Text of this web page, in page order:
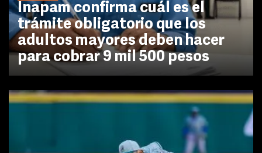
Inapam confirma cuál es el
trámite obligatorio que los
adultos mayores deben hacer
para cobrar 9 mil 500 pesos